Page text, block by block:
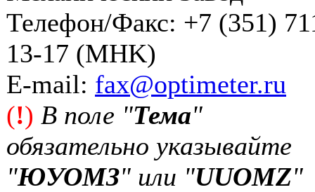
Телефон/Факс: +7 (351)
13-17 (MHK)
Е-mail: fax@optimeter.ru
(!) В поле "Тема"
обязательно указывайте
"ЮУОМЗ" или "UUOMZ"